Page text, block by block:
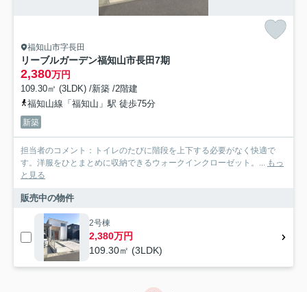
福知山市字長田
リーブルガーデン福知山市長田7期
2,380万円
109.30㎡ (3LDK) /新築 /2階建
福知山線「福知山」駅 徒歩75分
新築
担当者のコメント：トイレのたびに階段を上下する必要がなく快適で
す。洋服をひとまとめに収納できるウォークインクローゼット。... もっ
と見る
販売中の物件
2号棟
2,380万円
109.30㎡ (3LDK)